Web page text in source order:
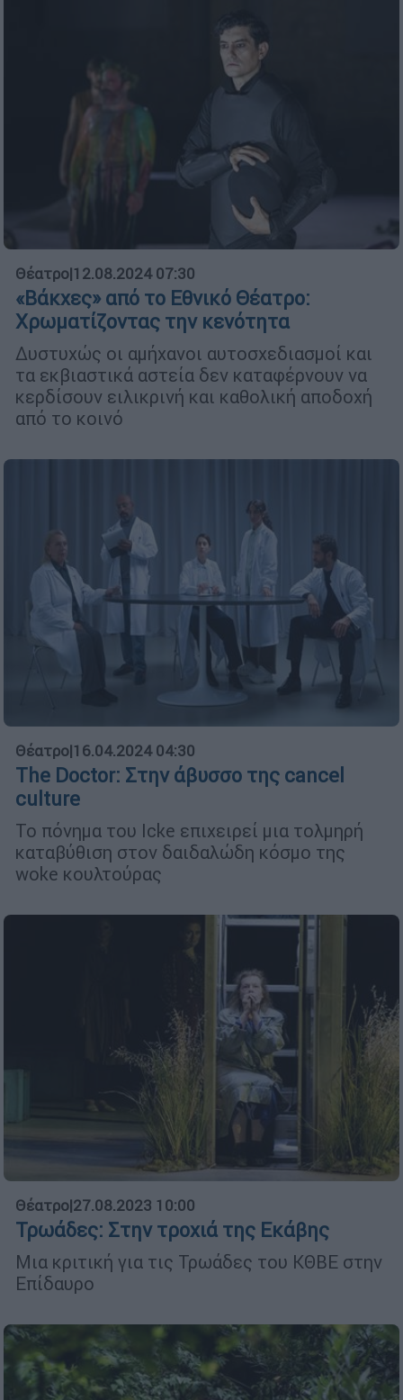
Θέατρο|12.08.2024 07:30
«Βάκχες» από το Εθνικό Θέατρο:
Χρωματίζοντας την κενότητα
Δυστυχώς οι αμήχανοι αυτοσχεδιασμοί και
τα εκβιαστικά αστεία δεν καταφέρνουν να
κερδίσουν ειλικρινή και καθολική αποδοχή
από το κοινό
Θέατρο|16.04.2024 04:30
The Doctor: Στην άβυσσο της cancel
culture
Το πόνημα του Icke επιχειρεί μια τολμηρή
καταβύθιση στον δαιδαλώδη κόσμο της
woke κουλτούρας
Θέατρο|27.08.2023 10:00
Τρωάδες: Στην τροχιά της Εκάβης
Μια κριτική για τις Τρωάδες του ΚΘΒΕ στην
Επίδαυρο